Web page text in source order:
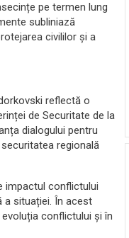
pe termen lung
subliniază
civililor și a
reflectă o
de Securitate de la
dialogului pentru
regională
impactul conflictului
a situației. În acest
conflictului și în